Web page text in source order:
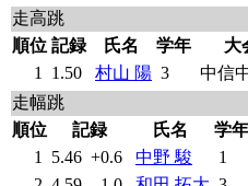
走高跳
順位 記録 氏名 学年 大
1
1.50 村山 陽 3 中信
走幅跳
順位
記録 氏名 学年
1
5.46 +0.6 中野 駿 1